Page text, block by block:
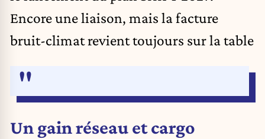
Encore une liaison, mais la facture
bruit-climat revient toujours sur la table
Un gain réseau et cargo